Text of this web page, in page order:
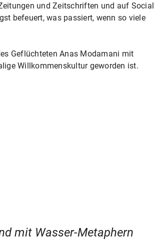
und Zeitschriften und auf Social
befeuert, was passiert, wenn so viele
Geflüchteten Anas Modamani mit
Willkommenskultur geworden ist.
mit Wasser-Metaphern